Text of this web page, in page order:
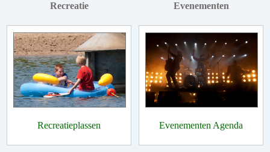
Recreatie
Recreatieplassen
Evenementen
Evenementen Agenda